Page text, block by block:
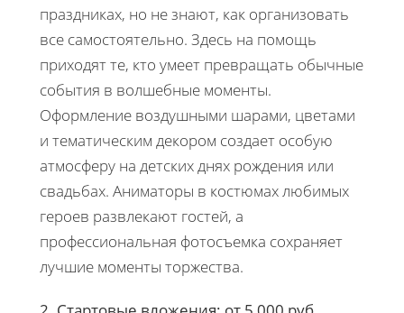
праздниках, но не знают, как организовать
все самостоятельно. Здесь на помощь
приходят те, кто умеет превращать обычные
события в волшебные моменты.
Оформление воздушными шарами, цветами
и тематическим декором создает особую
атмосферу на детских днях рождения или
свадьбах. Аниматоры в костюмах любимых
героев развлекают гостей, а
профессиональная фотосъемка сохраняет
лучшие моменты торжества.